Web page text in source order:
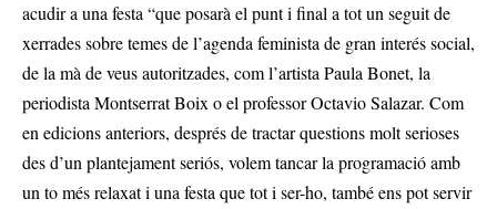
acudir a una festa “que posarà el punt i final a tot un seguit de
xerrades sobre temes de l’agenda feminista de gran interés social,
de la mà de veus autoritzades, com l’artista Paula Bonet, la
periodista Montserrat Boix o el professor Octavio Salazar. Com
en edicions anteriors, després de tractar questions molt serioses
des d’un plantejament seriós, volem tancar la programació amb
un to més relaxat i una festa que tot i ser-ho, també ens pot servir